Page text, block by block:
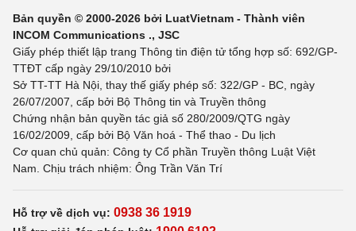
Bản quyền © 2000-2026 bởi LuatVietnam - Thành viên
INCOM Communications ., JSC
Giấy phép thiết lập trang Thông tin điện tử tổng hợp số: 692/GP-
TTĐT cấp ngày 29/10/2010 bởi
Sở TT-TT Hà Nội, thay thế giấy phép số: 322/GP - BC, ngày
26/07/2007, cấp bởi Bộ Thông tin và Truyền thông
Chứng nhận bản quyền tác giả số 280/2009/QTG ngày
16/02/2009, cấp bởi Bộ Văn hoá - Thể thao - Du lịch
Cơ quan chủ quản: Công ty Cổ phần Truyền thông Luật Việt
Nam. Chịu trách nhiệm: Ông Trần Văn Trí
Hỗ trợ về dịch vụ: 0938 36 1919